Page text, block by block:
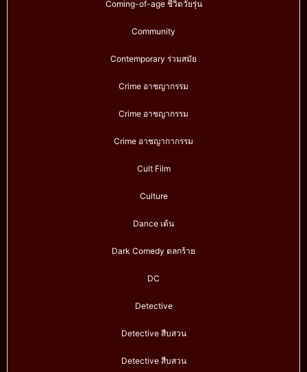
Coming-of-age ชีวิตวัยรุ่น
Community
Contemporary ร่วมสมัย
Crime อาชญากรรม
Crime อาชญากรรม
Crime อาชญากากรรม
Cult Film
Culture
Dance เต้น
Dark Comedy ตลกร้าย
DC
Detective
Detective สืบสวน
Detective สืบสวน